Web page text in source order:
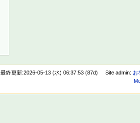
最終更新:2026-05-13 (水) 06:37:53 (87d) Site admin: お